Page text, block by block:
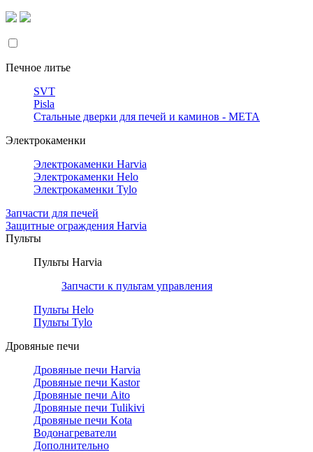
Печное литье
SVT
Pisla
Стальные дверки для печей и каминов - META
Электрокаменки
Электрокаменки Harvia
Электрокаменки Helo
Электрокаменки Tylo
Запчасти для печей
Защитные ограждения Harvia
Пульты
Пульты Harvia
Запчасти к пультам управления
Пульты Helo
Пульты Tylo
Дровяные печи
Дровяные печи Harvia
Дровяные печи Kastor
Дровяные печи Aito
Дровяные печи Tulikivi
Дровяные печи Kota
Водонагреватели
Дополнительно